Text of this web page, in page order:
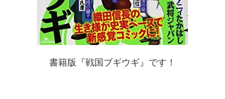
書籍版『戦国ブギウギ』です！